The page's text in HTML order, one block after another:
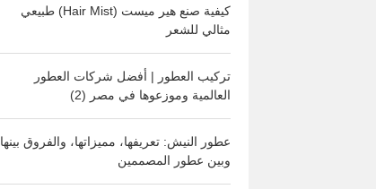
كيفية صنع هير ميست (Hair Mist) طبيعي
مثالي للشعر
تركيب العطور | أفضل شركات العطور
العالمية وموزعوها في مصر (2)
عطور النيش: تعريفها، مميزاتها، والفروق بينها
وبين عطور المصممين